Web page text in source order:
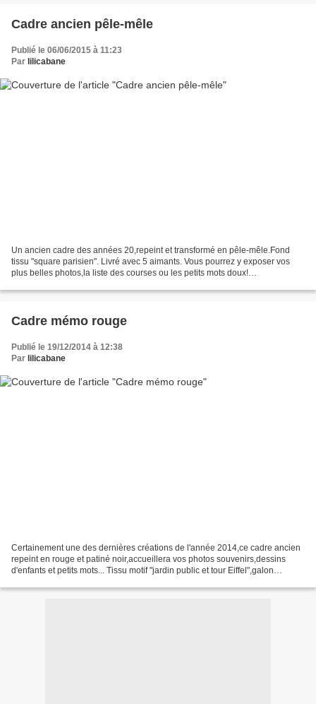
Cadre ancien pêle-mêle
Publié le 06/06/2015 à 11:23
Par lilicabane
Un ancien cadre des années 20,repeint et transformé en pêle-mêle.Fond
tissu "square parisien". Livré avec 5 aimants. Vous pourrez y exposer vos
plus belles photos,la liste des courses ou les petits mots doux!
Cadre mémo rouge
Publié le 19/12/2014 à 12:38
Par lilicabane
Certainement une des dernières créations de l'année 2014,ce cadre ancien
repeint en rouge et patiné noir,accueillera vos photos souvenirs,dessins
d'enfants et petits mots... Tissu motif "jardin public et tour Eiffel",galon